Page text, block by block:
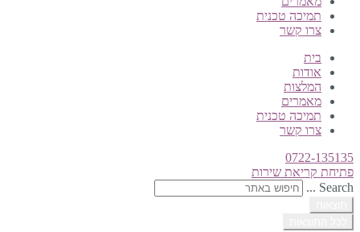
תמיכה טכנית
צרו קשר
בית
אודות
המלצות
מאמרים
תמיכה טכנית
צרו קשר
0722-135135
פתיחת קריאת שירות
Search ...